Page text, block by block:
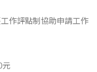
作評點制協助申請工作
元